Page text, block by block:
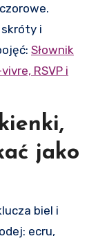
i
Słownik
RSVP i
jako
biel i
ecru,